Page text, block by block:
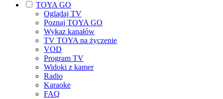
TOYA GO
Oglądaj TV
Poznaj TOYA GO
Wykaz kanałów
TV TOYA na życzenie
VOD
Program TV
Widoki z kamer
Radio
Karaoke
FAQ